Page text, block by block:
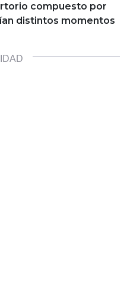
compuesto por
distintos momentos